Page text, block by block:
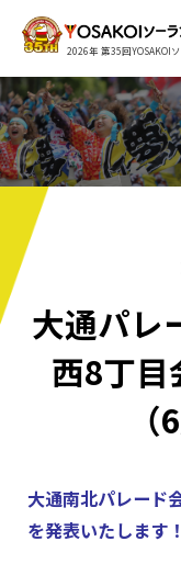
2026年 第35回YOSAKOI
大通パレ
西8丁目
大通南北パレード
を発表いたします！